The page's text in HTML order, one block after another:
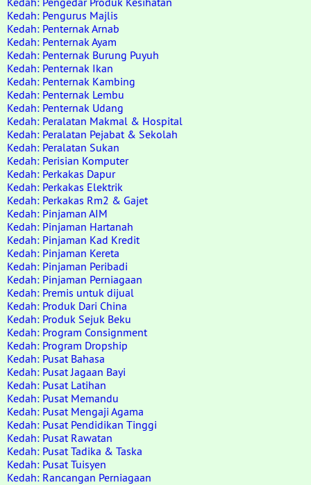
Kedah: Pengurus Majlis
Kedah: Penternak Arnab
Kedah: Penternak Ayam
Kedah: Penternak Burung Puyuh
Kedah: Penternak Ikan
Kedah: Penternak Kambing
Kedah: Penternak Lembu
Kedah: Penternak Udang
Kedah: Peralatan Makmal & Hospital
Kedah: Peralatan Pejabat & Sekolah
Kedah: Peralatan Sukan
Kedah: Perisian Komputer
Kedah: Perkakas Dapur
Kedah: Perkakas Elektrik
Kedah: Perkakas Rm2 & Gajet
Kedah: Pinjaman AIM
Kedah: Pinjaman Hartanah
Kedah: Pinjaman Kad Kredit
Kedah: Pinjaman Kereta
Kedah: Pinjaman Peribadi
Kedah: Pinjaman Perniagaan
Kedah: Premis untuk dijual
Kedah: Produk Dari China
Kedah: Produk Sejuk Beku
Kedah: Program Consignment
Kedah: Program Dropship
Kedah: Pusat Bahasa
Kedah: Pusat Jagaan Bayi
Kedah: Pusat Latihan
Kedah: Pusat Memandu
Kedah: Pusat Mengaji Agama
Kedah: Pusat Pendidikan Tinggi
Kedah: Pusat Rawatan
Kedah: Pusat Tadika & Taska
Kedah: Pusat Tuisyen
Kedah: Rancangan Perniagaan